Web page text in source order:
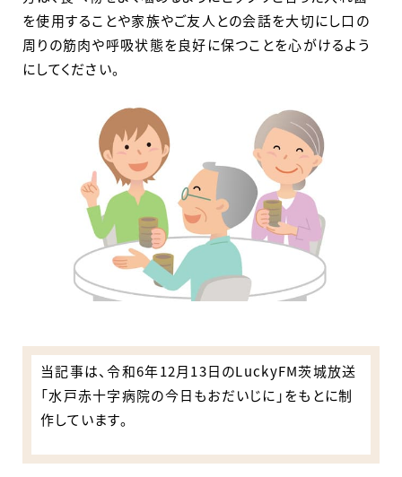
を使用することや家族やご友人との会話を大切にし口の
周りの筋肉や呼吸状態を良好に保つことを心がけるよう
にしてください。
当記事は、令和6年12月13日のLuckyFM茨城放送
「水戸赤十字病院の今日もおだいじに」をもとに制
作しています。